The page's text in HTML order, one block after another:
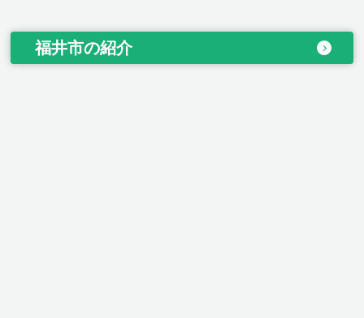
福井市の紹介